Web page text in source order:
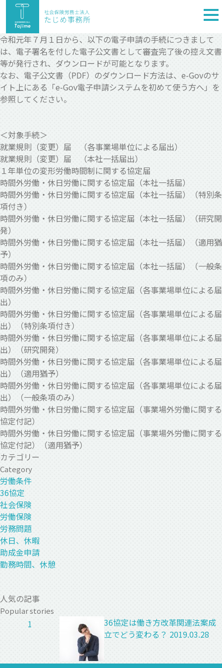
令和元年７月１日から、以下の電子申請の手続につきまして
は、電子署名を付した電子公文書として審査完了後の控え文書
等が発行され、ダウンロードが可能となります。
なお、電子公文書（PDF）のダウンロード方法は、e-Govのサ
イト上にある「e-Gov電子申請システムを初めて使う方へ」を
参照してください。
＜対象手続＞
就業規則（変更）届 （各事業場単位による届出）
就業規則（変更）届 （本社一括届出）
１年単位の変形労働時間制に関する協定届
時間外労働・休日労働に関する協定届（本社一括届）
時間外労働・休日労働に関する協定届（本社一括届）（特別条
項付き）
時間外労働・休日労働に関する協定届（本社一括届）（研究開
発）
時間外労働・休日労働に関する協定届（本社一括届）（適用猶
予）
時間外労働・休日労働に関する協定届（本社一括届）（一般条
項のみ）
時間外労働・休日労働に関する協定届（各事業場単位による届
出）
時間外労働・休日労働に関する協定届（各事業場単位による届
出）（特別条項付き）
時間外労働・休日労働に関する協定届（各事業場単位による届
出）（研究開発）
時間外労働・休日労働に関する協定届（各事業場単位による届
出）（適用猶予）
時間外労働・休日労働に関する協定届（各事業場単位による届
出）（一般条項のみ）
時間外労働・休日労働に関する協定届（事業場外労働に関する
協定付記）
時間外労働・休日労働に関する協定届（事業場外労働に関する
協定付記）（適用猶予）
カテゴリー
Category
労働条件
36協定
社会保険
労働保険
労務問題
休日、休暇
助成金申請
勤務時間、休憩
人気の記事
Popular stories
1
36協定は働き方改革関連法案成
立でどう変わる？ 2019.03.28